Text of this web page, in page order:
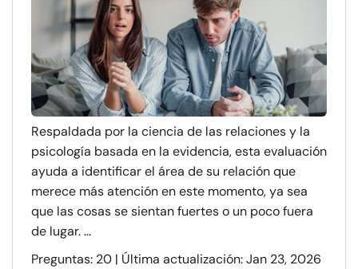
Respaldada por la ciencia de las relaciones y la
psicología basada en la evidencia, esta evaluación
ayuda a identificar el área de su relación que
merece más atención en este momento, ya sea
que las cosas se sientan fuertes o un poco fuera
de lugar. ...
Preguntas: 20 | Última actualización: Jan 23, 2026